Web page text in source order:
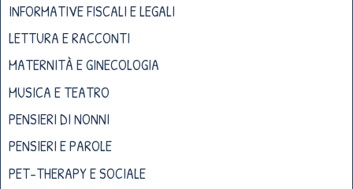
INFORMATIVE FISCALI E LEGALI
LETTURA E RACCONTI
MATERNITÀ E GINECOLOGIA
MUSICA E TEATRO
PENSIERI DI NONNI
PENSIERI E PAROLE
PET-THERAPY E SOCIALE